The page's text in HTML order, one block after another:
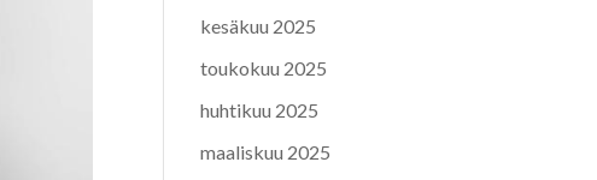
kesäkuu 2025
toukokuu 2025
huhtikuu 2025
maaliskuu 2025